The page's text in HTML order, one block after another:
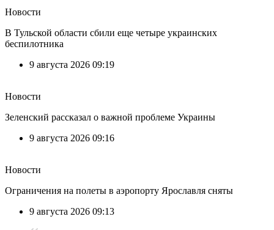
Новости
В Тульской области сбили еще четыре украинских
беспилотника
9 августа 2026 09:19
Новости
Зеленский рассказал о важной проблеме Украины
9 августа 2026 09:16
Новости
Ограничения на полеты в аэропорту Ярославля сняты
9 августа 2026 09:13